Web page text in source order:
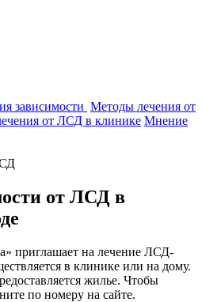
зависимости Методы лечения от
от ЛСД в клинике Мнение
от ЛСД в
приглашает на лечение ЛСД-
в клинике или на дому.
жилье. Чтобы
по номеру на сайте.